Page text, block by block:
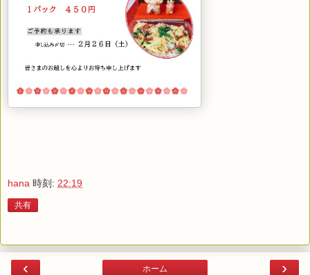
hana 時刻: 22:19
共有
‹ ›
ホーム